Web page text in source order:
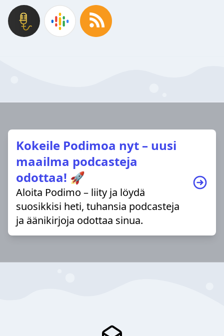
Kokeile Podimoa nyt – uusi
maailma podcasteja
odottaa! 🚀
Aloita Podimo – liity ja löydä
suosikkisi heti, tuhansia podcasteja
ja äänikirjoja odottaa sinua.